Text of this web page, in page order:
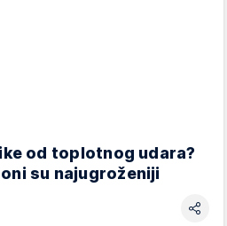
od toplotnog udara?
su najugroženiji